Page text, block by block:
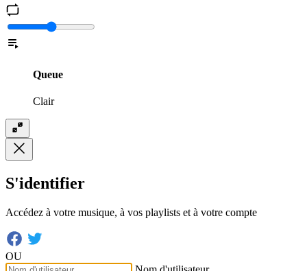
Queue
Clair
S'identifier
Accédez à votre musique, à vos playlists et à votre compte
OU